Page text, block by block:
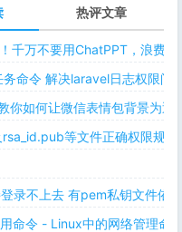
热评文章
千万不要用ChatPPT，浪费时
命令 解决laravel日志权限问
你如何让微信表情包背景为
等文件正确权限规则
录不上去 有pem私钥文件依
命令 - Linux中的网络管理命